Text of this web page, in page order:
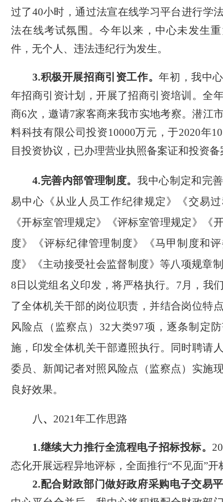
过了40小时 ，通过法宣在线学习平台进行学
法在线考试氛围。今年 以来，中心未发生
件， 无个人、违法违纪行为发生。
3.积极开展招商引资工作。年初，我中
年招商引资计划，开展了招商引资培训。全
商6次，邀请7家客商来我市实地考察。潜江
料科技有限公司投资10000万元，于2020年
目投资协议，已办理营业执照备案证和投资备
4.完善内部管理制度。我中心制定和完
易中心《从业人员工作纪律规定》《交易
《开标室管理规定》《评标室管理规定》《
度》《评标纪律管理制度》《马甲制度和
度》《主动接受社会监督制度》等八项规章
8日以党组名义印发，将严格执行。7月，我
了全体机关干部的岗位职责，并结合岗位特
风险点（监察点）32大类97项，逐条制定
施，印发全体机关干部遵照执行。同时聘请
委员、新闻记者对照风险点（监察点）实施
良好效果。
八、 2021年工作思路
1.继续大力推行全流程电子招标投标。
态化开展远程异地评标，全面推行“不见面”开
2.配合财政部门做好政府采购电子交易